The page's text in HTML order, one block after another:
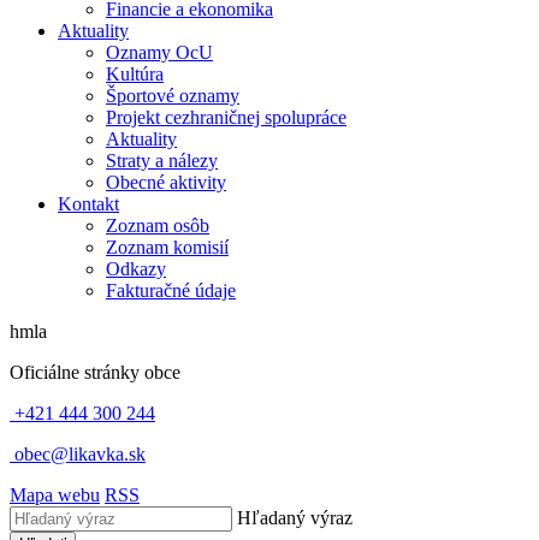
Financie a ekonomika
Aktuality
Oznamy OcU
Kultúra
Športové oznamy
Projekt cezhraničnej spolupráce
Aktuality
Straty a nálezy
Obecné aktivity
Kontakt
Zoznam osôb
Zoznam komisií
Odkazy
Fakturačné údaje
hmla
Oficiálne stránky obce
+421 444 300 244
obec@likavka.sk
Mapa webu RSS
Hľadaný výraz